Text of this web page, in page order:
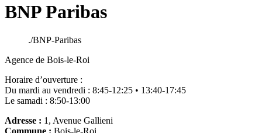
BNP Paribas
./BNP-Paribas
Agence de Bois-le-Roi
Horaire d’ouverture :
Du mardi au vendredi : 8:45-12:25 • 13:40-17:45
Le samadi : 8:50-13:00
Adresse : 1, Avenue Gallieni